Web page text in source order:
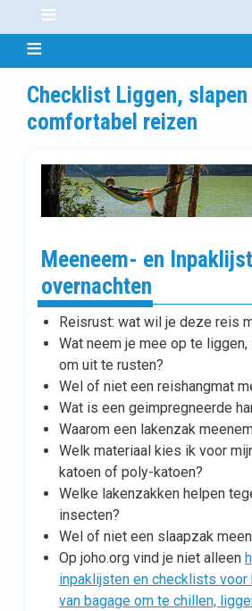
Checklist Liggen, slapen
comfortabel reizen
Meeneem- en
overnachten
Reisrust: wat wil je deze reis
Wat neem je mee op te
om uit te rusten?
Wel of niet een reishangmat
Wat is een geimpregneerde
Waarom een lakenzak
Welk materiaal kies ik voor
katoen of poly-katoen?
Welke lakenzakken helpen
insecten?
Wel of niet een slaapzak
Op joho.org vind je niet alleen
inpaklijsten en checklists voor
van bagage om te chillen,